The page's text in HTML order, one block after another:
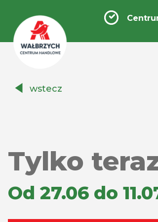
Handlowe
wstecz
Tylko
Od 27.06 do